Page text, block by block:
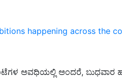
happening across the
ಅವಧಿಯಲ್ಲಿ ಅಂದರೆ, ಬುಧವಾರ